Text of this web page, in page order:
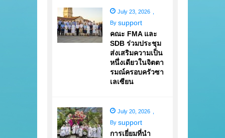
July 23, 2026
By support
คณะ FMA และ
SDB ร่วมประชุม
ส่งเสริมความเป็น
หนึ่งเดียวในจิตตา
รมณ์ครอบครัวซา
เลเซียน
July 20, 2026
By support
การเยี่ยมที่นำ